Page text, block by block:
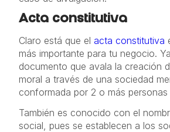
Acta constitutiva
Claro está que el acta constitutiva
más importante para tu negocio.
documento que avala la creación
moral a través de una sociedad
conformada por 2 o más personas
También es conocido con el
social, pues se establecen a los